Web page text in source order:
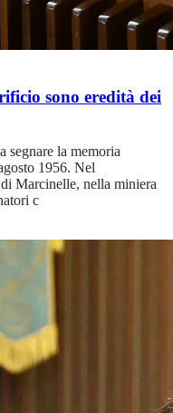
sono eredità dei
segnare la memoria
1956. Nel
Marcinelle, nella miniera
c